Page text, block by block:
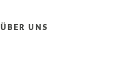
ÜBER UNS